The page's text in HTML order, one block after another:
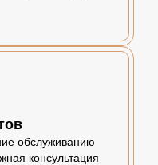
обслуживанию
консультация